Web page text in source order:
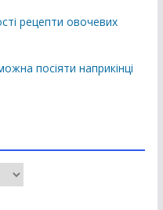
рецепти овочевих
посіяти наприкінці